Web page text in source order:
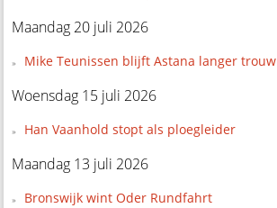
Maandag 20 juli 2026
Mike Teunissen blijft Astana langer trouw
Woensdag 15 juli 2026
Han Vaanhold stopt als ploegleider
Maandag 13 juli 2026
Bronswijk wint Oder Rundfahrt